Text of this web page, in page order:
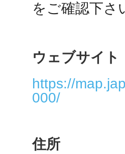
をご確認下さ
ウェブサイト
https://
000/
住所